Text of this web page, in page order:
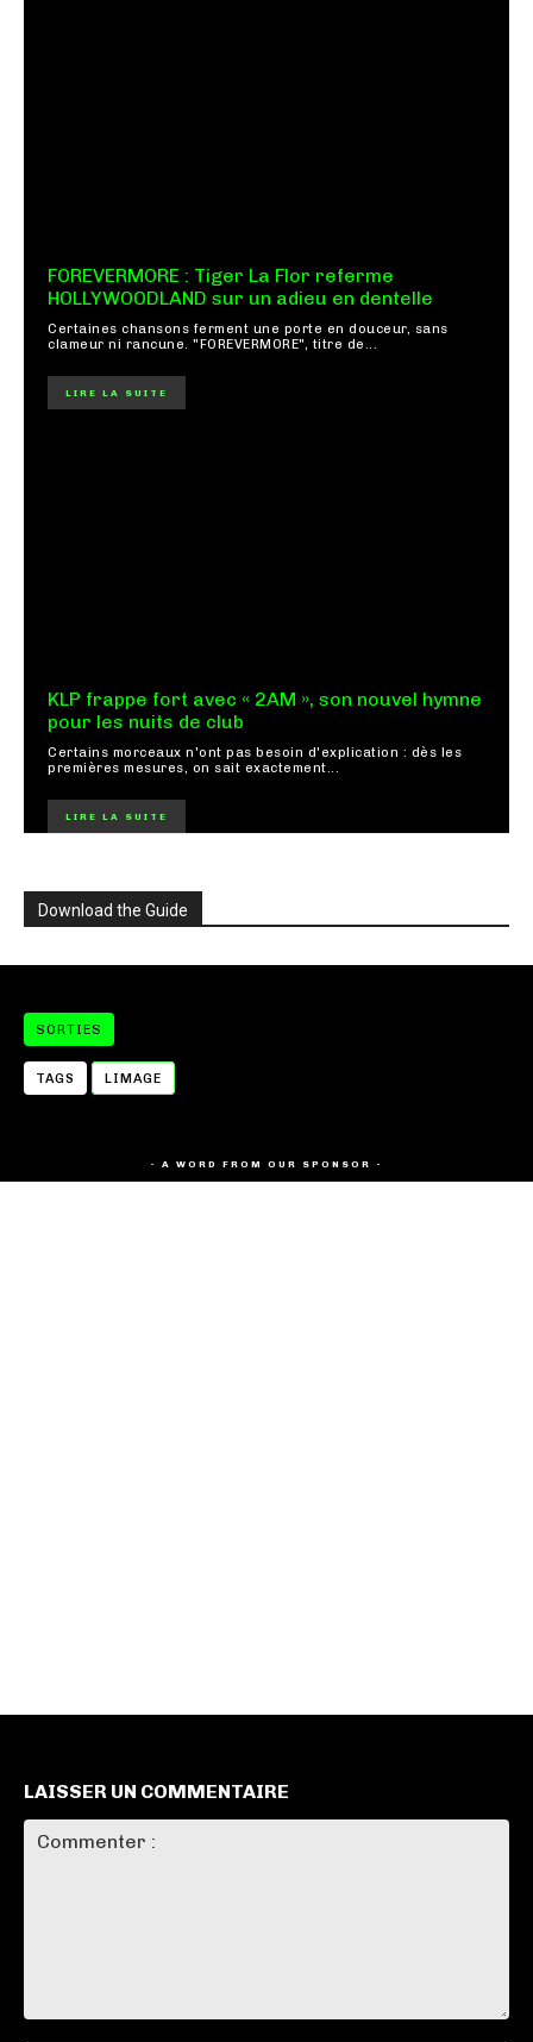
FOREVERMORE : Tiger La Flor referme
HOLLYWOODLAND sur un adieu en dentelle
Certaines chansons ferment une porte en douceur, sans
clameur ni rancune. "FOREVERMORE", titre de...
LIRE LA SUITE
KLP frappe fort avec « 2AM », son nouvel hymne
pour les nuits de club
Certains morceaux n'ont pas besoin d'explication : dès les
premières mesures, on sait exactement...
LIRE LA SUITE
Download the Guide
SORTIES
TAGS LIMAGE
- A WORD FROM OUR SPONSOR -
LAISSER UN COMMENTAIRE